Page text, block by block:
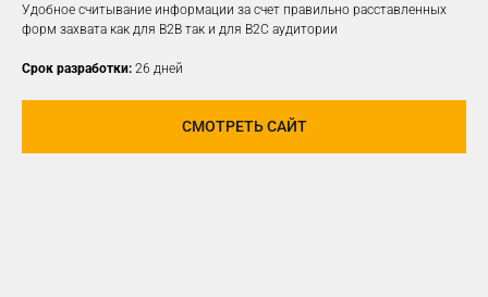
Удобное считывание информации за счет правильно расставленных
форм захвата как для B2B так и для B2C аудитории
Срок разработки: 26 дней
СМОТРЕТЬ САЙТ